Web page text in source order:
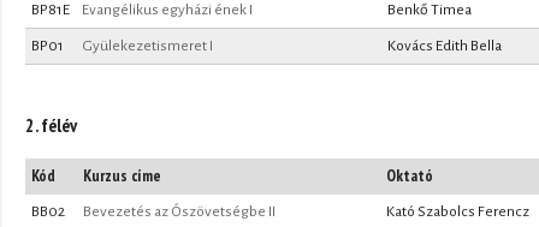
BP81E Evangélikus egyházi ének I Benkő Timea
BP01 Gyülekezetismeret I Kovács Edith Bella
2. félév
Kód Kurzus címe Oktató
BB02 Bevezetés az Ószövetségbe II Kató Szabolcs Ferencz